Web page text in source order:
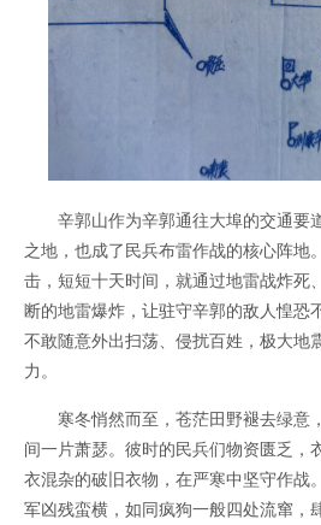
辛郭山作为辛郭通往大埠的交通要
之地，也成了民兵布雷作战的核心阵地
击，短短十天时间，就通过地雷战炸死
断的地雷爆炸，让驻守辛郭的敌人惶恐
不敢随意外出扫荡、侵扰百姓，极大地
力。
寒冬悄然而至，苍茫田野褪去绿意
间一片萧瑟。彼时的民兵们物资匮乏，
衣混杂的破旧衣物，在严寒中坚守作战
军凶残蛮横，如同疯狗一般四处流窜，